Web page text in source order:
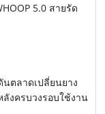
5.0 สายรัด
นตลาดเปลี่ยนยาง
งครบวงรอบใช้งาน